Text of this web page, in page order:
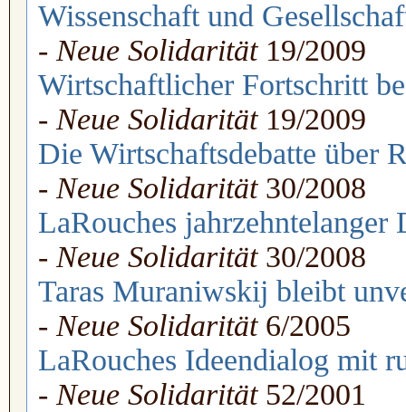
Wissenschaft und
- Neue Solidarität19/2009
Wirtschaftlicher Fortschritt
- Neue Solidarität19/2009
Die Wirtschaftsdebatte über
- Neue Solidarität30/2008
LaRouches
- Neue Solidarität30/2008
Taras Muraniwskij bleibt
- Neue Solidarität6/2005
LaRouches Ideendialog mit
- Neue Solidarität52/2001